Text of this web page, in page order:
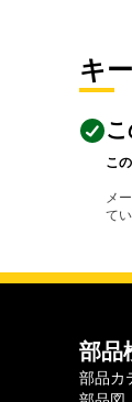
キー
こ
メ
て
部品
部品カ